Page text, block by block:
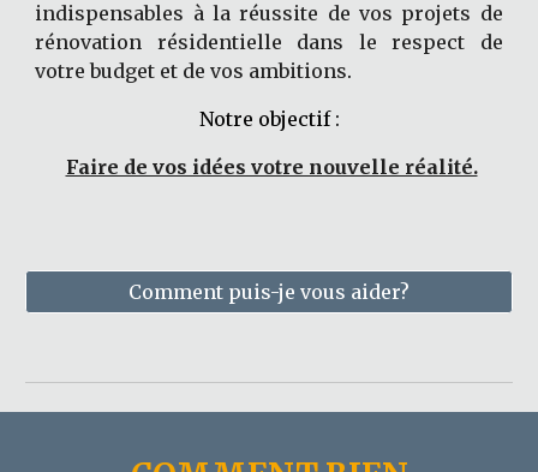
indispensables à la réussite de vos projets de
rénovation résidentielle dans le respect de
votre budget et de vos ambitions.
Notre objectif :
Faire de vos idées votre nouvelle réalité.
Comment puis-je vous aider?